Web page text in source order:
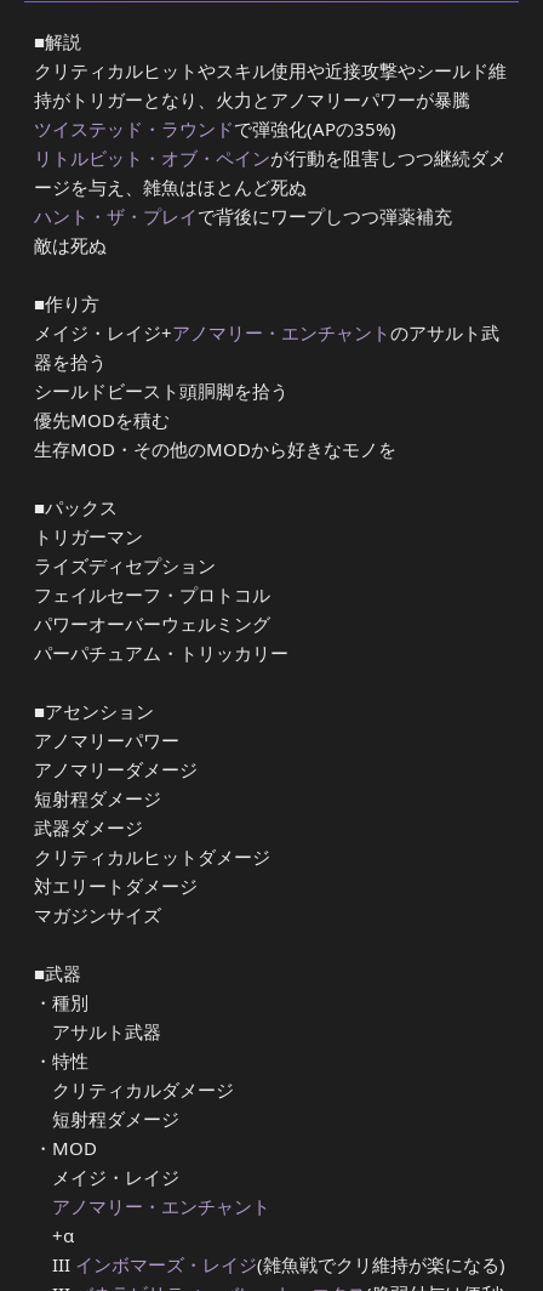
■解説
クリティカルヒットやスキル使用や近接攻撃やシールド維
持がトリガーとなり、火力とアノマリーパワーが暴騰
ツイステッド・ラウンドで弾強化(APの35%)
リトルビット・オブ・ペインが行動を阻害しつつ継続ダメ
ージを与え、雑魚はほとんど死ぬ
ハント・ザ・プレイで背後にワープしつつ弾薬補充
敵は死ぬ
■作り方
メイジ・レイジ+アノマリー・エンチャントのアサルト武
器を拾う
シールドビースト頭胴脚を拾う
優先MODを積む
生存MOD・その他のMODから好きなモノを
■パックス
トリガーマン
ライズディセプション
フェイルセーフ・プロトコル
パワーオーバーウェルミング
パーパチュアム・トリッカリー
■アセンション
アノマリーパワー
アノマリーダメージ
短射程ダメージ
武器ダメージ
クリティカルヒットダメージ
対エリートダメージ
マガジンサイズ
■武器
・種別
アサルト武器
・特性
クリティカルダメージ
短射程ダメージ
・MOD
メイジ・レイジ
アノマリー・エンチャント
+α
III インボマーズ・レイジ(雑魚戦でクリ維持が楽になる)